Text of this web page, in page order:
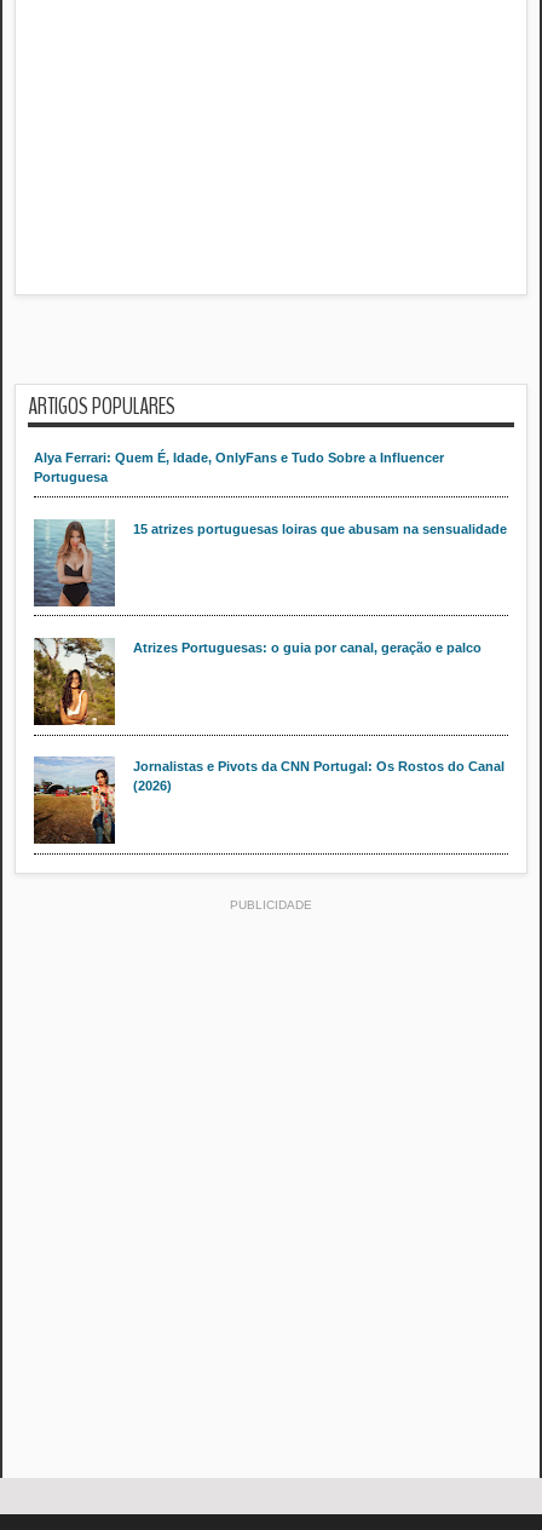
ARTIGOS POPULARES
Alya Ferrari: Quem É, Idade, OnlyFans e Tudo Sobre a Influencer
Portuguesa
15 atrizes portuguesas loiras que abusam na sensualidade
Atrizes Portuguesas: o guia por canal, geração e palco
Jornalistas e Pivots da CNN Portugal: Os Rostos do Canal
(2026)
PUBLICIDADE